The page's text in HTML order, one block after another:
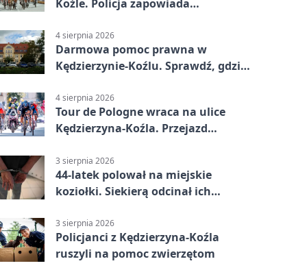
Koźle. Policja zapowiada
4 sierpnia 2026
Darmowa pomoc prawna w
Kędzierzynie-Koźlu. Sprawdź, gdzie
4 sierpnia 2026
Tour de Pologne wraca na ulice
Kędzierzyna-Koźla. Przejazd
3 sierpnia 2026
44-latek polował na miejskie
koziołki. Siekierą odcinał ich
3 sierpnia 2026
Policjanci z Kędzierzyna-Koźla
ruszyli na pomoc zwierzętom